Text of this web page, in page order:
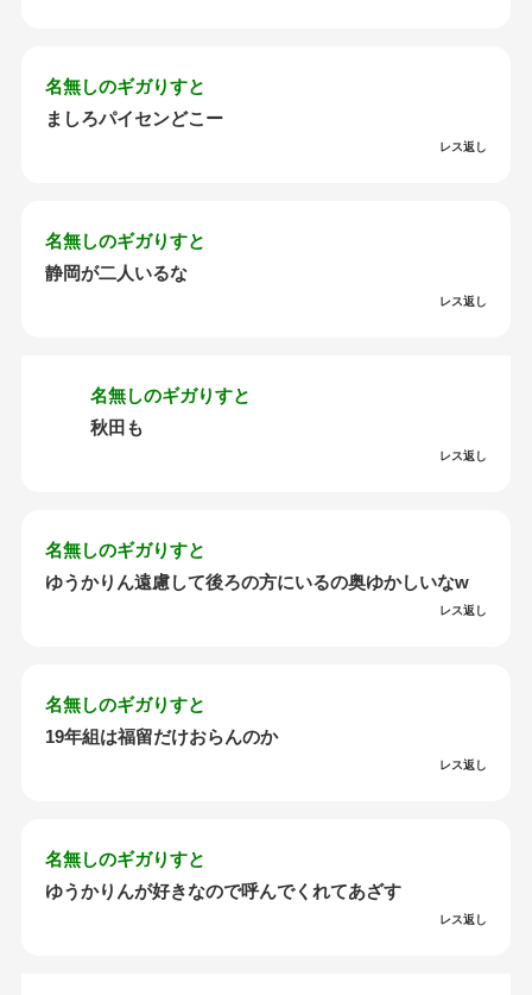
名無しのギガりすと
ましろパイセンどこー
レス返し
名無しのギガりすと
静岡が二人いるな
レス返し
名無しのギガりすと
秋田も
レス返し
名無しのギガりすと
ゆうかりん遠慮して後ろの方にいるの奥ゆかしいなw
レス返し
名無しのギガりすと
19年組は福留だけおらんのか
レス返し
名無しのギガりすと
ゆうかりんが好きなので呼んでくれてあざす
レス返し